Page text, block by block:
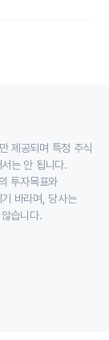
제공되며 특정 주식
는 안 됩니다.
투자목표와
바라며, 당사는
습니다.